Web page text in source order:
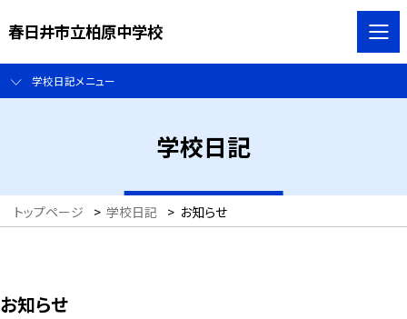
春日井市立柏原中学校
学校日記メニュー
学校日記
トップページ > 学校日記 > お知らせ
お知らせ